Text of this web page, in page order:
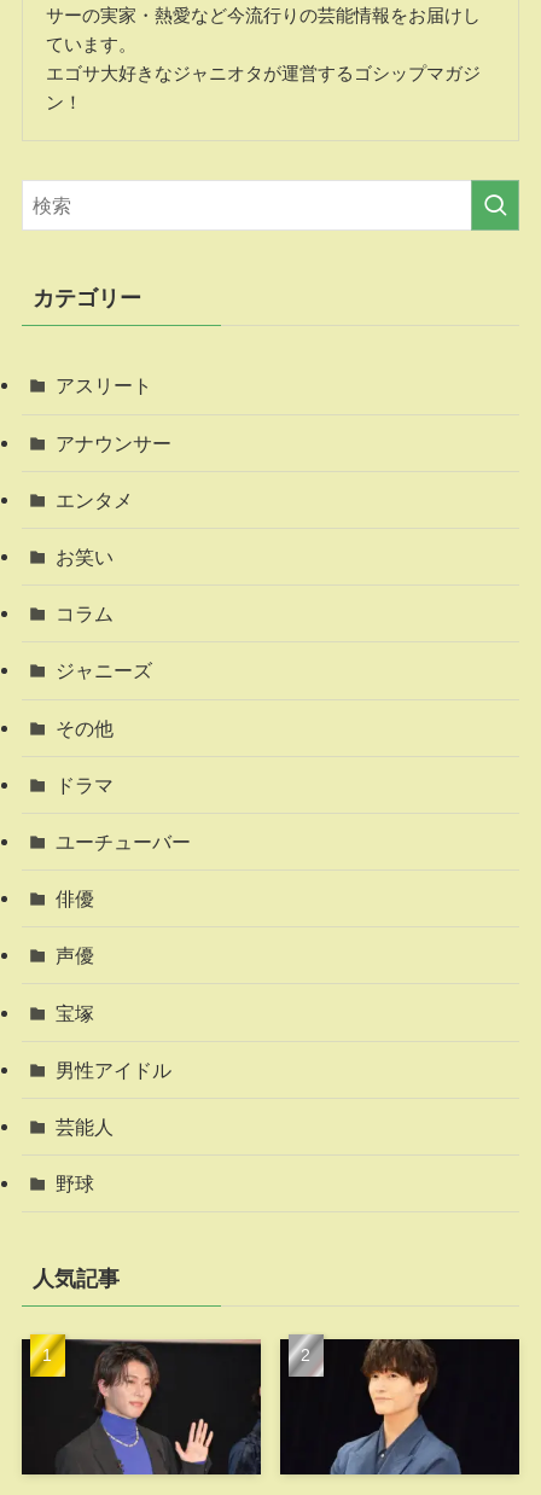
サーの実家・熱愛など今流行りの芸能情報をお届けし
ています。
エゴサ大好きなジャニオタが運営するゴシップマガジ
ン！
カテゴリー
アスリート
アナウンサー
エンタメ
お笑い
コラム
ジャニーズ
その他
ドラマ
ユーチューバー
俳優
声優
宝塚
男性アイドル
芸能人
野球
人気記事